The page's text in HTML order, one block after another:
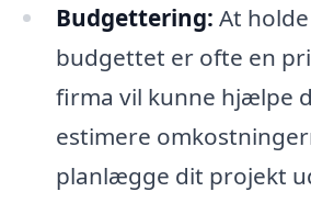
Budgettering: At
budgettet er ofte en
firma vil kunne hjælpe
estimere
planlægge dit projekt